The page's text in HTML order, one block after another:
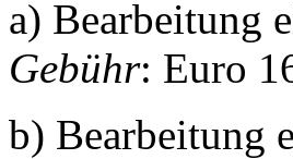
a) Bearbeitung
Gebühr: Euro
b) Bearbeitung